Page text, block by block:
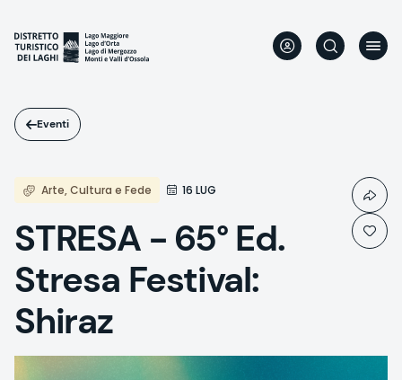
contenuto
principale
Eventi
Arte, Cultura e Fede 16 LUG
STRESA - 65° Ed.
Stresa Festival:
Shiraz